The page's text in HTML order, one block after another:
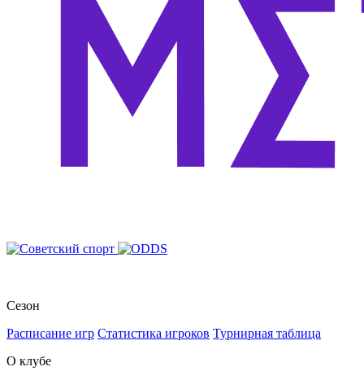
Сезон
Расписание игр Статистика игроков Турнирная таблица
О клубе